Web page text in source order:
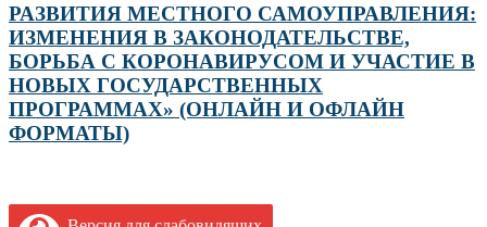
РАЗВИТИЯ МЕСТНОГО САМОУПРАВЛЕНИЯ:
ИЗМЕНЕНИЯ В ЗАКОНОДАТЕЛЬСТВЕ,
БОРЬБА С КОРОНАВИРУСОМ И УЧАСТИЕ В
НОВЫХ ГОСУДАРСТВЕННЫХ
ПРОГРАММАХ» (ОНЛАЙН И ОФЛАЙН
ФОРМАТЫ)